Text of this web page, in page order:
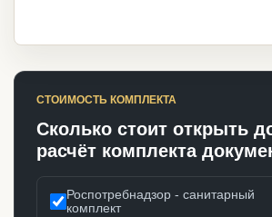
СТОИМОСТЬ КОМПЛЕКТА
Сколько стоит открыть
расчёт комплекта
Роспотребнадзор - санитарный
комплект